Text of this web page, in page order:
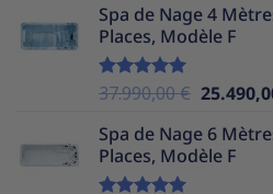
initial
était :
Spa de Nage 4
Places, Modèle F
Note5.00
37.990,00€ Le
initial
était :
Spa de Nage 6
Places, Modèle F